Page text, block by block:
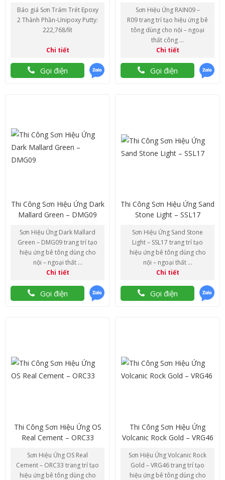
Báo giá Sơn Trám Trét Epoxy
2 Thành Phần-Unipoxy Putty:
222,768/lít
Chi tiết
Gọi điện
Sơn Hiệu Ứng RAIN09 –
R09 trang trí tạo hiệu ứng bê
tông dùng cho nội – ngoại
thất công ...
Chi tiết
Gọi điện
Thi Công Sơn Hiệu Ứng Dark
Mallard Green – DMG09
Sơn Hiệu Ứng Dark Mallard
Green – DMG09 trang trí tạo
hiệu ứng bê tông dùng cho
nội – ngoại thất ...
Chi tiết
Gọi điện
Thi Công Sơn Hiệu Ứng Sand
Stone Light – SSL17
Sơn Hiệu Ứng Sand Stone
Light – SSL17 trang trí tạo
hiệu ứng bê tông dùng cho
nội – ngoại thất ...
Chi tiết
Gọi điện
Thi Công Sơn Hiệu Ứng OS
Real Cement – ORC33
Sơn Hiệu Ứng OS Real
Cement – ORC33 trang trí tạo
hiệu ứng bê tông dùng cho
Thi Công Sơn Hiệu Ứng
Volcanic Rock Gold – VRG46
Sơn Hiệu Ứng Volcanic Rock
Gold – VRG46 trang trí tạo
hiệu ứng bê tông dùng cho